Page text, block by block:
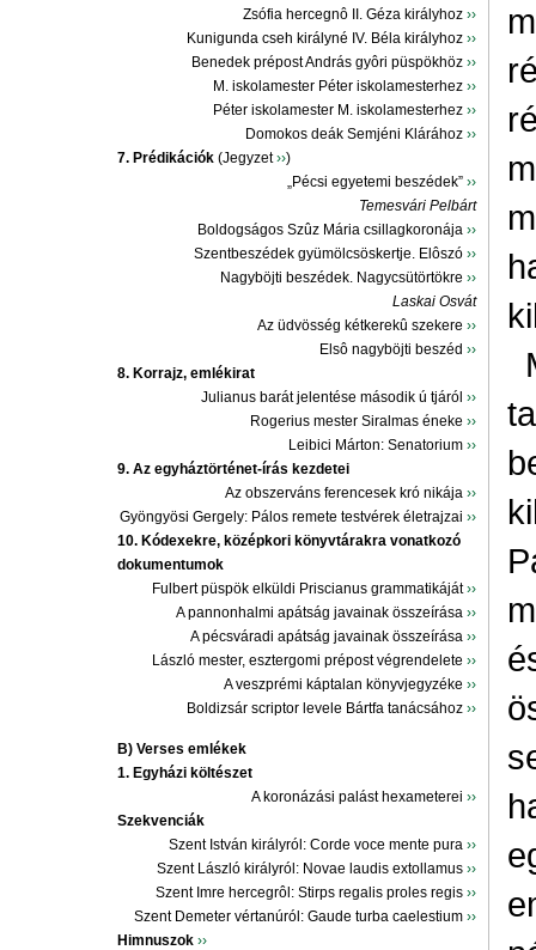
Zsófia hercegnô II. Géza királyhoz ››
Kunigunda cseh királyné IV. Béla királyhoz ››
Benedek prépost András gyôri püspökhöz ››
M. iskolamester Péter iskolamesterhez ››
Péter iskolamester M. iskolamesterhez ››
Domokos deák Semjéni Klárához ››
7. Prédikációk (Jegyzet››)
„Pécsi egyetemi beszédek” ››
Temesvári Pelbárt
Boldogságos Szûz Mária csillagkoronája ››
Szentbeszédek gyümölcsöskertje. Elôszó ››
Nagyböjti beszédek. Nagycsütörtökre ››
Laskai Osvát
Az üdvösség kétkerekû szekere ››
Elsô nagyböjti beszéd ››
8. Korrajz, emlékirat
Julianus barát jelentése második ú tjáról ››
Rogerius mester Siralmas éneke ››
Leibici Márton: Senatorium ››
9. Az egyháztörténet-írás kezdetei
Az obszerváns ferencesek kró nikája ››
Gyöngyösi Gergely: Pálos remete testvérek életrajzai ››
10. Kódexekre, középkori könyvtárakra vonatkozó
dokumentumok
Fulbert püspök elküldi Priscianus grammatikáját››
A pannonhalmi apátság javainak összeírása ››
A pécsváradi apátság javainak összeírása ››
László mester, esztergomi prépost végrendelete ››
A veszprémi káptalan könyvjegyzéke ››
Boldizsár scriptor levele Bártfa tanácsához ››
B) Verses emlékek
1. Egyházi költészet
A koronázási palást hexameterei ››
Szekvenciák
Szent István királyról: Corde voce mente pura ››
Szent László királyról: Novae laudis extollamus ››
Szent Imre hercegrôl: Stirps regalis proles regis ››
Szent Demeter vértanúról: Gaude turba caelestium ››
Himnuszok ››